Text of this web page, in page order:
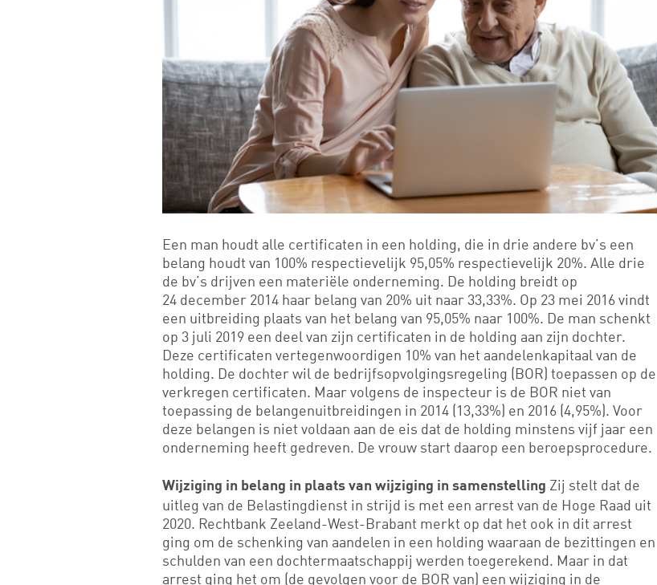
Een man houdt alle certificaten in een holding, die in drie andere bv’s een
belang houdt van 100% respectievelijk 95,05% respectievelijk 20%. Alle drie
de bv’s drijven een materiële onderneming. De holding breidt op
24 december 2014 haar belang van 20% uit naar 33,33%. Op 23 mei 2016 vindt
een uitbreiding plaats van het belang van 95,05% naar 100%. De man schenkt
op 3 juli 2019 een deel van zijn certificaten in de holding aan zijn dochter.
Deze certificaten vertegenwoordigen 10% van het aandelenkapitaal van de
holding. De dochter wil de bedrijfsopvolgingsregeling (BOR) toepassen op de
verkregen certificaten. Maar volgens de inspecteur is de BOR niet van
toepassing de belangenuitbreidingen in 2014 (13,33%) en 2016 (4,95%). Voor
deze belangen is niet voldaan aan de eis dat de holding minstens vijf jaar een
onderneming heeft gedreven. De vrouw start daarop een beroepsprocedure.
Wijziging in belang in plaats van wijziging in samenstelling Zij stelt dat de
uitleg van de Belastingdienst in strijd is met een arrest van de Hoge Raad uit
2020. Rechtbank Zeeland-West-Brabant merkt op dat het ook in dit arrest
ging om de schenking van aandelen in een holding waaraan de bezittingen en
schulden van een dochtermaatschappij werden toegerekend. Maar in dat
arrest ging het om (de gevolgen voor de BOR van) een wijziging in de